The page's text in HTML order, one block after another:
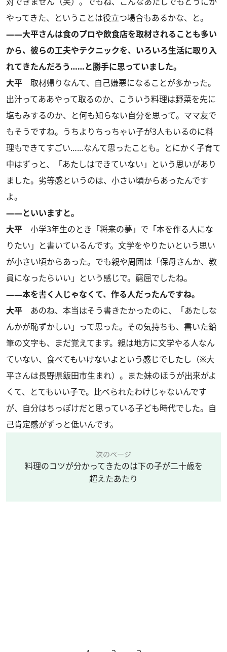
やってきた、ということは役立つ場合もあるかな、と。
――大平さんは食のプロや飲食店を取材されることも多い
から、彼らの工夫やテクニックを、いろいろ生活に取り入
れてきたんだろう……と勝手に思っていました。
大平 取材帰りなんて、自己嫌悪になることが多かった。
出汁ってああやって取るのか、こういう料理は野菜を先に
塩もみするのか、と何も知らない自分を思って。ママ友で
もそうですね。うちよりちっちゃい子が3人もいるのに料
理もできてすごい……なんて思ったことも。とにかく子育て
中はずっと、「あたしはできていない」という思いがあり
ました。劣等感というのは、小さい頃からあったんです
よ。
――といいますと。
大平 小学3年生のとき「将来の夢」で「本を作る人にな
りたい」と書いているんです。文学をやりたいという思い
が小さい頃からあった。でも親や周囲は「保母さんか、教
員になったらいい」という感じで。窮屈でしたね。
――本を書く人じゃなくて、作る人だったんですね。
大平 あのね、本当はそう書きたかったのに、「あたしな
んかが恥ずかしい」って思った。その気持ちも、書いた鉛
筆の文字も、まだ覚えてます。親は地方に文学やる人なん
ていない、食べてもいけないよという感じでしたし（※大
平さんは長野県飯田市生まれ）。また妹のほうが出来がよ
くて、とてもいい子で。比べられたわけじゃないんです
が、自分はちっぽけだと思っている子ども時代でした。自
己肯定感がずっと低いんです。
次のページ
料理のコツが分かってきたのは下の子が二十歳を
超えたあたり